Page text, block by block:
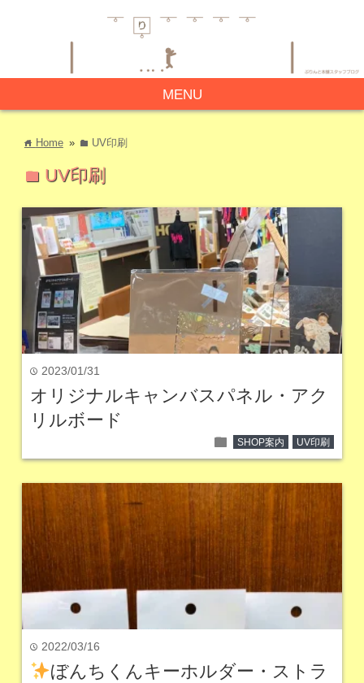
MENU
home Home » folder UV印刷
folder UV印刷
time 2023/01/31
オリジナルキャンバスパネル・アク
リルボード
folder SHOP案内 UV印刷
time 2022/03/16
ぼんちくんキーホルダー・ストラ